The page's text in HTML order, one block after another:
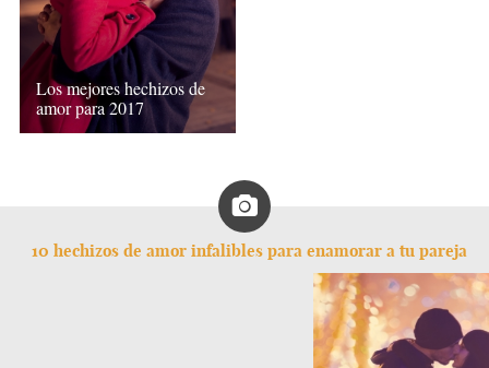
Los mejores hechizos de
amor para 2017
10 hechizos de amor infalibles para enamorar a tu pareja